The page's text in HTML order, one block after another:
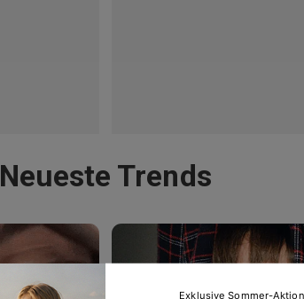
Neueste Trends
Exklusive Sommer-Aktion